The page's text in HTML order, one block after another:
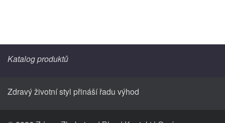
Katalog produktů
Zdravý životní styl přináší řadu výhod